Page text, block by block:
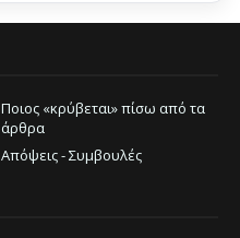
Ποιος «κρύβεται» πίσω από τα
άρθρα
Απόψεις - Συμβουλές